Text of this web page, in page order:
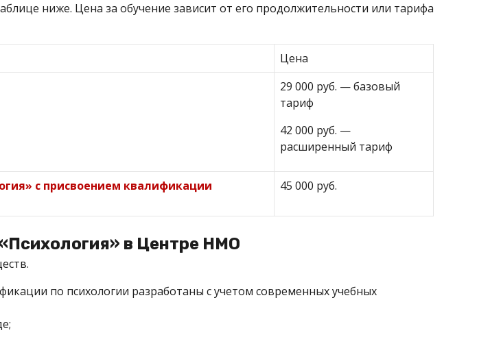
ниже. Цена за обучение зависит от его продолжительности или тарифа
Цена
29 000 руб. — базовый
тариф
42 000 руб. —
расширенный тариф
с присвоением квалификации
45 000 руб.
в Центре НМО
по психологии разработаны с учетом современных учебных